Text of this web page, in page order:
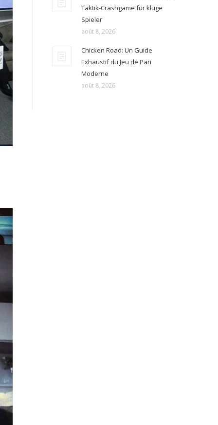
Taktik-Crashgame für kluge
Spieler
août 8, 2026
Chicken Road: Un Guide
Exhaustif du Jeu de Pari
Moderne
août 8, 2026